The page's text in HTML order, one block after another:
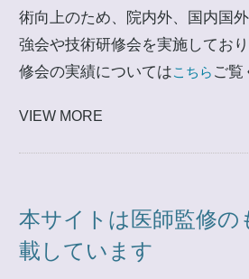
術向上のため、院内外、国内国
強会や技術研修会を実施してお
修会の実績についてはこちら ご覧
VIEW MORE
本サイトは医師監修の
載しています